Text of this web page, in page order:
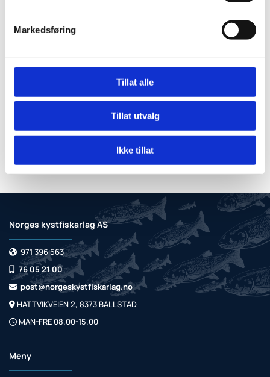
Markedsføring
Tillat alle
Tillat utvalg
Ikke tillat
Norges kystfiskarlag AS
 971 396 563
 76 05 21 00
 post@norgeskystfiskarlag.no
 HATTVIKVEIEN 2, 8373 BALLSTAD
 MAN-FRE 08.00-15.00
Meny